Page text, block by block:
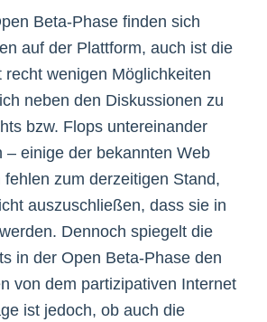
Beta-Phase finden sich
auf der Plattform, auch ist die
recht wenigen Möglichkeiten
neben den Diskussionen zu
bzw. Flops untereinander
– einige der bekannten Web
fehlen zum derzeitigen Stand,
auszuschließen, dass sie in
Dennoch spiegelt die
in der Open Beta-Phase den
von dem partizipativen Internet
ist jedoch, ob auch die